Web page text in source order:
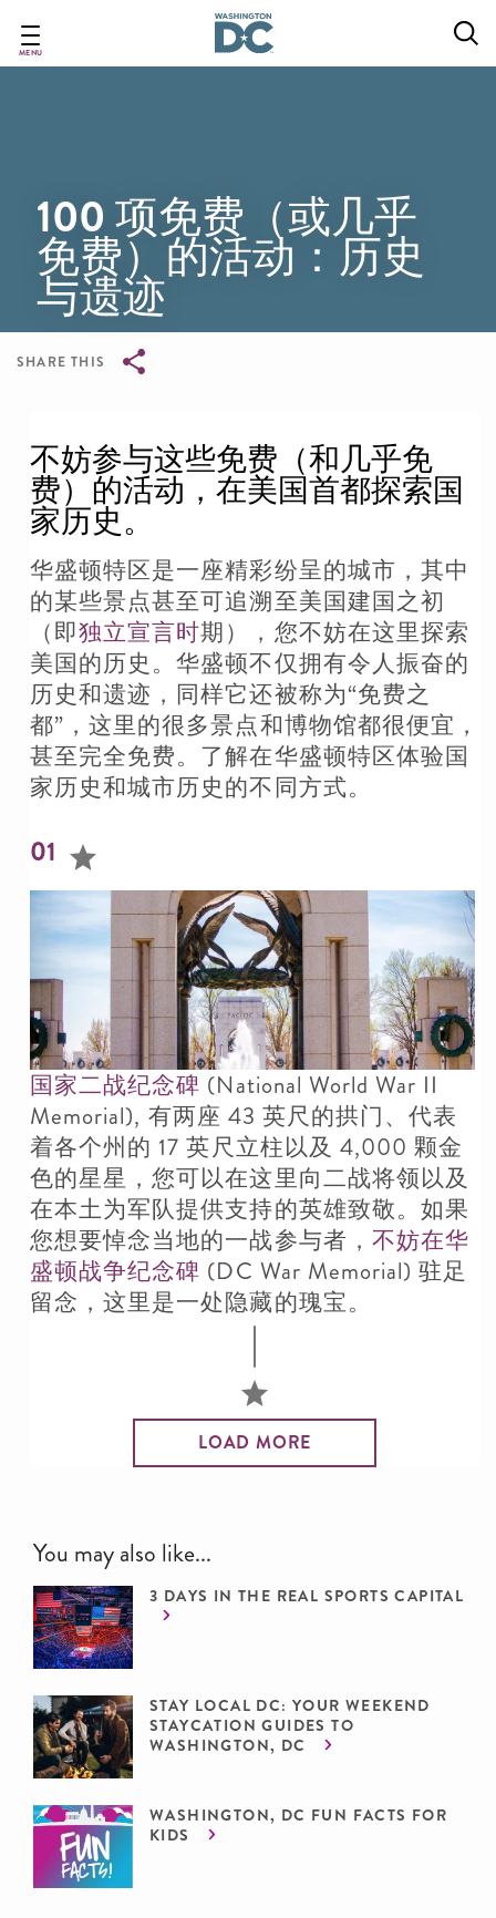
main
MENU
100 项免费（或几乎
免费）的活动：历史
与遗迹
SHARE THIS
不妨参与这些免费（和几乎免
费）的活动，在美国首都探索国
家历史。
华盛顿特区是一座精彩纷呈的城市，其中
的某些景点甚至可追溯至美国建国之初
（即独立宣言时期），您不妨在这里探索
美国的历史。华盛顿不仅拥有令人振奋的
历史和遗迹，同样它还被称为“免费之
都”，这里的很多景点和博物馆都很便宜，
甚至完全免费。了解在华盛顿特区体验国
家历史和城市历史的不同方式。
01
国家二战纪念碑 (National World War II
Memorial), 有两座 43 英尺的拱门、代表
着各个州的 17 英尺立柱以及 4,000 颗金
色的星星，您可以在这里向二战将领以及
在本土为军队提供支持的英雄致敬。如果
您想要悼念当地的一战参与者， 不妨在华
盛顿战争纪念碑 (DC War Memorial) 驻足
留念，这里是一处隐藏的瑰宝。
LOAD MORE
You may also like...
3 DAYS IN THE REAL SPORTS CAPITAL
STAY LOCAL DC: YOUR WEEKEND
STAYCATION GUIDES TO
WASHINGTON, DC
WASHINGTON, DC FUN FACTS FOR
KIDS